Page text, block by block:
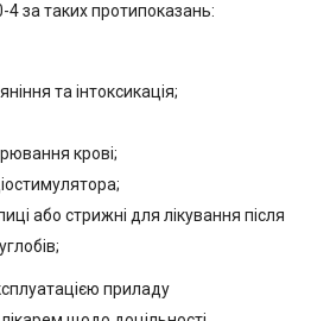
4 за таких протипоказань:
та інтоксикація;
крові;
або стрижні для лікування після
приладу